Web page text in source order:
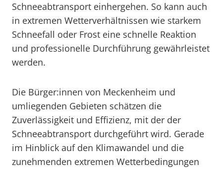
Schneeabtransport einhergehen. So kann auch
in extremen Wetterverhältnissen wie starkem
Schneefall oder Frost eine schnelle Reaktion
und professionelle Durchführung gewährleistet
werden.
Die Bürger:innen von Meckenheim und
umliegenden Gebieten schätzen die
Zuverlässigkeit und Effizienz, mit der der
Schneeabtransport durchgeführt wird. Gerade
im Hinblick auf den Klimawandel und die
zunehmenden extremen Wetterbedingungen